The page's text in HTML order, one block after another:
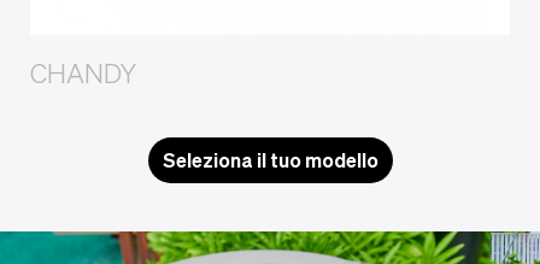
CHANDY
Seleziona il tuo modello